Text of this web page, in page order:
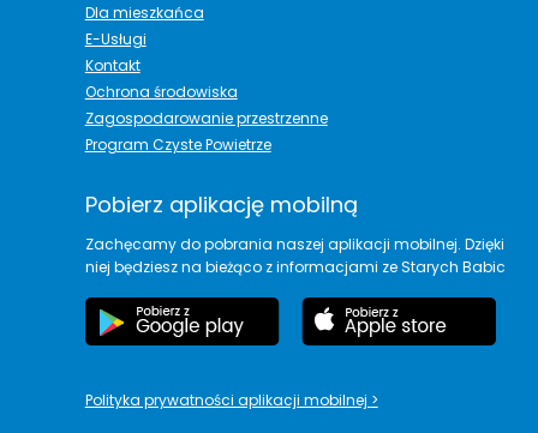
Dla mieszkańca
E-Usługi
Kontakt
Ochrona środowiska
Zagospodarowanie przestrzenne
Program Czyste Powietrze
Pobierz aplikację mobilną
Zachęcamy do pobrania naszej aplikacji mobilnej. Dzięki
niej będziesz na bieżąco z informacjami ze Starych Babic
Polityka prywatności aplikacji mobilnej >